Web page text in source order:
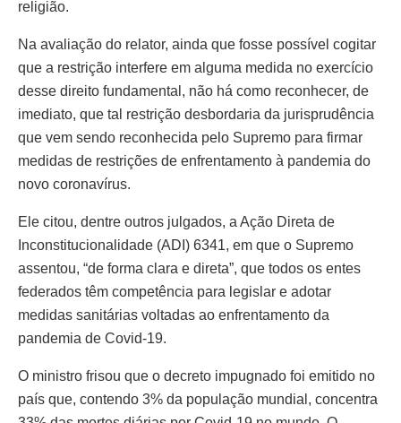
religião.
Na avaliação do relator, ainda que fosse possível cogitar
que a restrição interfere em alguma medida no exercício
desse direito fundamental, não há como reconhecer, de
imediato, que tal restrição desbordaria da jurisprudência
que vem sendo reconhecida pelo Supremo para firmar
medidas de restrições de enfrentamento à pandemia do
novo coronavírus.
Ele citou, dentre outros julgados, a Ação Direta de
Inconstitucionalidade (ADI) 6341, em que o Supremo
assentou, “de forma clara e direta”, que todos os entes
federados têm competência para legislar e adotar
medidas sanitárias voltadas ao enfrentamento da
pandemia de Covid-19.
O ministro frisou que o decreto impugnado foi emitido no
país que, contendo 3% da população mundial, concentra